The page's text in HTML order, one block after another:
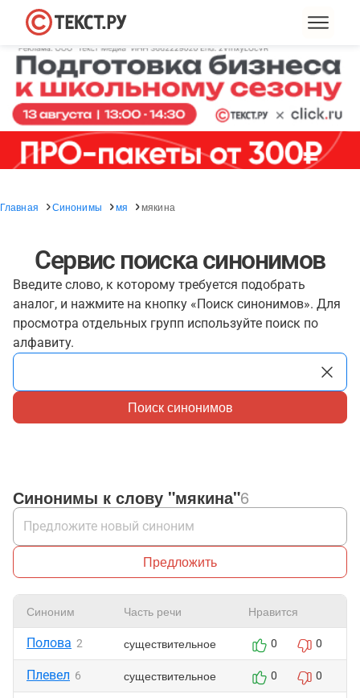
Главная Синонимы мя мякина
Сервис поиска синонимов
Введите слово, к которому требуется подобрать
аналог, и нажмите на кнопку «Поиск синонимов». Для
просмотра отдельных групп используйте поиск по
алфавиту.
Поиск синонимов
Синонимы к слову "мякина"6
Предложить
Синоним Часть речи Нравится
Полова 2 существительное 0 0
Плевел 6 существительное 0 0